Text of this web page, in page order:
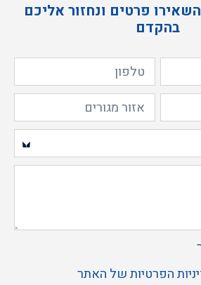
פרטים ונחזור אליכם
בהקדם
הפרטיותשל האתר